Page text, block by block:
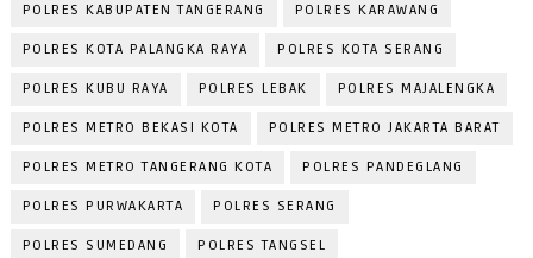
POLRES KABUPATEN TANGERANG POLRES KARAWANG
POLRES KOTA PALANGKA RAYA POLRES KOTA SERANG
POLRES KUBU RAYA POLRES LEBAK POLRES MAJALENGKA
POLRES METRO BEKASI KOTA POLRES METRO JAKARTA BARAT
POLRES METRO TANGERANG KOTA POLRES PANDEGLANG
POLRES PURWAKARTA POLRES SERANG
POLRES SUMEDANG POLRES TANGSEL